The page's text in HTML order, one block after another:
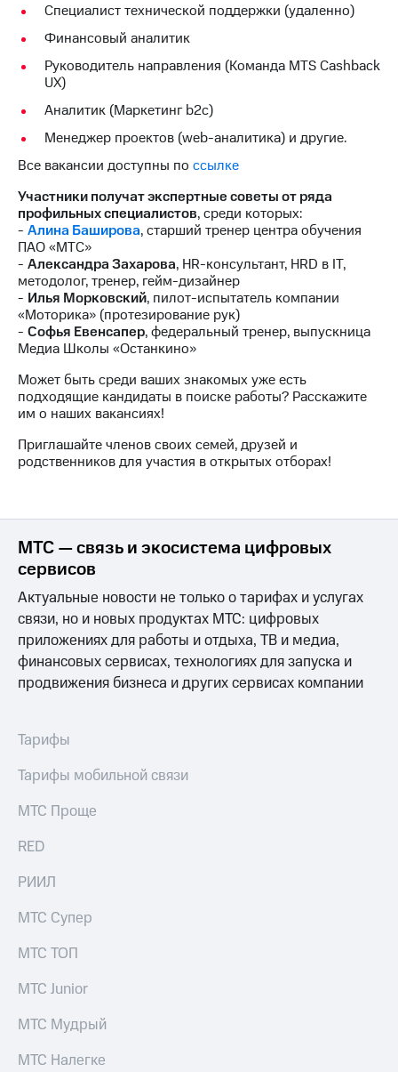
акционеров
Личный
кабинет
акционера
капитал
Контроль
и
аудит
Рынок
Описание
Программа
приобретения
Порядок
выкупа
акций
Дивиденды
Рынок
облигаций
Описание
Еврооблигации-2023
Уведомление
о
погашении
именных
Реквизиты
Контакты
развитие
этика
На главную
Специалист технической поддержки (удаленно)
Финансовый аналитик
Руководитель направления (Команда MTS Cashback
UX)
Аналитик (Маркетинг b2c)
Менеджер проектов (web-аналитика) и другие.
Все вакансии доступны по ссылке
Участники получат экспертные советы от ряда
профильных специалистов, среди которых:
- Алина Баширова, старший тренер центра обучения
ПАО «МТС»
- Александра Захарова, HR-консультант, HRD в IT,
методолог, тренер, гейм-дизайнер
- Илья Морковский, пилот-испытатель компании
«Моторика» (протезирование рук)
- Софья Евенсапер, федеральный тренер, выпускница
Медиа Школы «Останкино»
Может быть среди ваших знакомых уже есть
подходящие кандидаты в поиске работы? Расскажите
им о наших вакансиях!
Приглашайте членов своих семей, друзей и
родственников для участия в открытых отборах!
МТС — связь и экосистема цифровых
сервисов
Актуальные новости не только о тарифах и услугах
связи, но и новых продуктах МТС: цифровых
приложениях для работы и отдыха, ТВ и медиа,
финансовых сервисах, технологиях для запуска и
продвижения бизнеса и других сервисах компании
Тарифы
Тарифы мобильной связи
МТС Проще
RED
РИИЛ
МТС Супер
МТС ТОП
МТС Junior
МТС Мудрый
МТС Налегке